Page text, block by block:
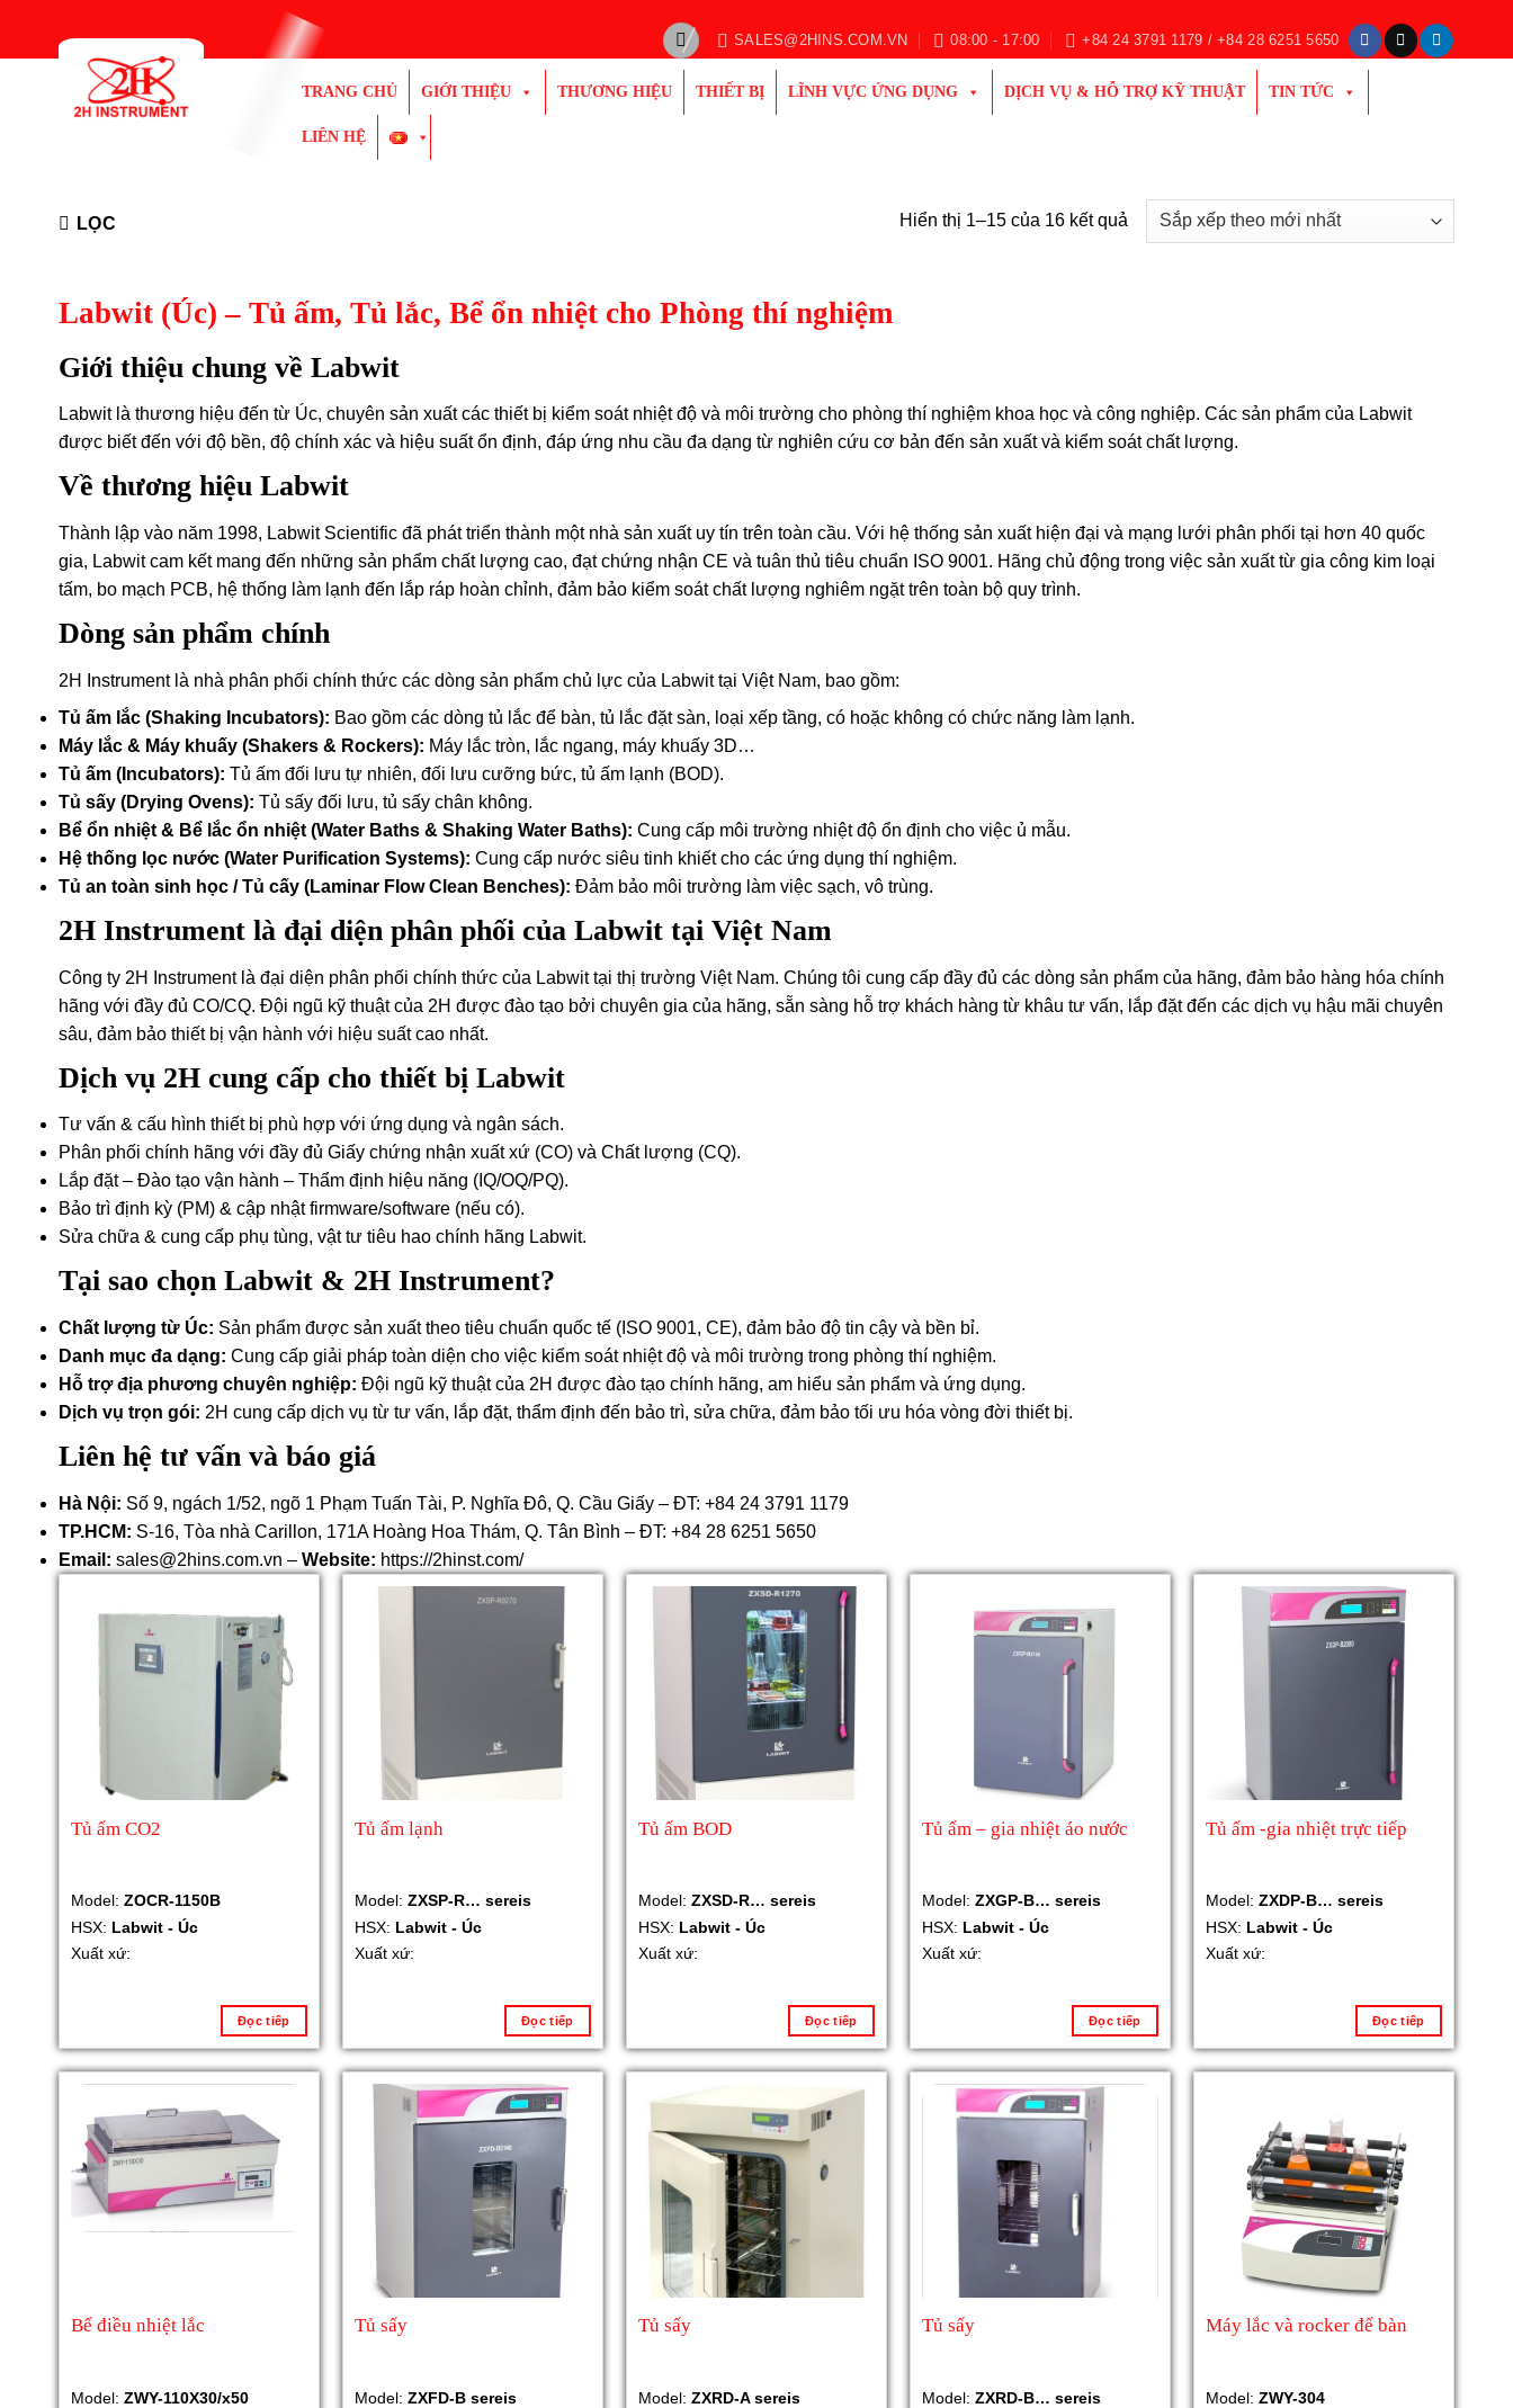
SALES@2HINS.COM.VN 08:00 - 17:00 +84 24 3791 1179 / +84 28 6251 5650
TRANG CHỦ GIỚI THIỆU THƯƠNG HIỆU THIẾT BỊ LĨNH VỰC ỨNG DỤNG DỊCH VỤ & HỖ TRỢ KỸ THUẬT TIN TỨC
LIÊN HỆ
LỌC Hiển thị 1–15 của 16 kết quảĐã
sắp
Labwit (Úc) – Tủ ấm, Tủ lắc, Bể ổn nhiệt cho Phòng thí nghiệm
Giới thiệu chung về Labwit
Labwit là thương hiệu đến từ Úc, chuyên sản xuất các thiết bị kiểm soát nhiệt độ và môi trường cho phòng thí nghiệm khoa học và công nghiệp. Các sản phẩm của Labwit
được biết đến với độ bền, độ chính xác và hiệu suất ổn định, đáp ứng nhu cầu đa dạng từ nghiên cứu cơ bản đến sản xuất và kiểm soát chất lượng.
Về thương hiệu Labwit
Thành lập vào năm 1998, Labwit Scientific đã phát triển thành một nhà sản xuất uy tín trên toàn cầu. Với hệ thống sản xuất hiện đại và mạng lưới phân phối tại hơn 40 quốc
gia, Labwit cam kết mang đến những sản phẩm chất lượng cao, đạt chứng nhận CE và tuân thủ tiêu chuẩn ISO 9001. Hãng chủ động trong việc sản xuất từ gia công kim loại
tấm, bo mạch PCB, hệ thống làm lạnh đến lắp ráp hoàn chỉnh, đảm bảo kiểm soát chất lượng nghiêm ngặt trên toàn bộ quy trình.
Dòng sản phẩm chính
2H Instrument là nhà phân phối chính thức các dòng sản phẩm chủ lực của Labwit tại Việt Nam, bao gồm:
Tủ ấm lắc (Shaking Incubators): Bao gồm các dòng tủ lắc để bàn, tủ lắc đặt sàn, loại xếp tầng, có hoặc không có chức năng làm lạnh.
Máy lắc & Máy khuấy (Shakers & Rockers): Máy lắc tròn, lắc ngang, máy khuấy 3D…
Tủ ấm (Incubators): Tủ ấm đối lưu tự nhiên, đối lưu cưỡng bức, tủ ấm lạnh (BOD).
Tủ sấy (Drying Ovens): Tủ sấy đối lưu, tủ sấy chân không.
Bể ổn nhiệt & Bể lắc ổn nhiệt (Water Baths & Shaking Water Baths): Cung cấp môi trường nhiệt độ ổn định cho việc ủ mẫu.
Hệ thống lọc nước (Water Purification Systems): Cung cấp nước siêu tinh khiết cho các ứng dụng thí nghiệm.
Tủ an toàn sinh học / Tủ cấy (Laminar Flow Clean Benches): Đảm bảo môi trường làm việc sạch, vô trùng.
2H Instrument là đại diện phân phối của Labwit tại Việt Nam
Công ty 2H Instrument là đại diện phân phối chính thức của Labwit tại thị trường Việt Nam. Chúng tôi cung cấp đầy đủ các dòng sản phẩm của hãng, đảm bảo hàng hóa chính
hãng với đầy đủ CO/CQ. Đội ngũ kỹ thuật của 2H được đào tạo bởi chuyên gia của hãng, sẵn sàng hỗ trợ khách hàng từ khâu tư vấn, lắp đặt đến các dịch vụ hậu mãi chuyên
sâu, đảm bảo thiết bị vận hành với hiệu suất cao nhất.
Dịch vụ 2H cung cấp cho thiết bị Labwit
Tư vấn & cấu hình thiết bị phù hợp với ứng dụng và ngân sách.
Phân phối chính hãng với đầy đủ Giấy chứng nhận xuất xứ (CO) và Chất lượng (CQ).
Lắp đặt – Đào tạo vận hành – Thẩm định hiệu năng (IQ/OQ/PQ).
Bảo trì định kỳ (PM) & cập nhật firmware/software (nếu có).
Sửa chữa & cung cấp phụ tùng, vật tư tiêu hao chính hãng Labwit.
Tại sao chọn Labwit & 2H Instrument?
Chất lượng từ Úc: Sản phẩm được sản xuất theo tiêu chuẩn quốc tế (ISO 9001, CE), đảm bảo độ tin cậy và bền bỉ.
Danh mục đa dạng: Cung cấp giải pháp toàn diện cho việc kiểm soát nhiệt độ và môi trường trong phòng thí nghiệm.
Hỗ trợ địa phương chuyên nghiệp: Đội ngũ kỹ thuật của 2H được đào tạo chính hãng, am hiểu sản phẩm và ứng dụng.
Dịch vụ trọn gói: 2H cung cấp dịch vụ từ tư vấn, lắp đặt, thẩm định đến bảo trì, sửa chữa, đảm bảo tối ưu hóa vòng đời thiết bị.
Liên hệ tư vấn và báo giá
Hà Nội: Số 9, ngách 1/52, ngõ 1 Phạm Tuấn Tài, P. Nghĩa Đô, Q. Cầu Giấy – ĐT: +84 24 3791 1179
TP.HCM: S-16, Tòa nhà Carillon, 171A Hoàng Hoa Thám, Q. Tân Bình – ĐT: +84 28 6251 5650
Email: sales@2hins.com.vn – Website: https://2hinst.com/
Tủ ấm CO2
Model: ZOCR-1150B
HSX: Labwit - Úc
Xuất xứ:
Đọc tiếp
Tủ ấm lạnh
Model: ZXSP-R… sereis
HSX: Labwit - Úc
Xuất xứ:
Đọc tiếp
Tủ ấm BOD
Model: ZXSD-R… sereis
HSX: Labwit - Úc
Xuất xứ:
Đọc tiếp
Tủ ấm – gia nhiệt áo nước
Model: ZXGP-B… sereis
HSX: Labwit - Úc
Xuất xứ:
Đọc tiếp
Tủ ấm -gia nhiệt trực tiếp
Model: ZXDP-B… sereis
HSX: Labwit - Úc
Xuất xứ:
Đọc tiếp
Bể điều nhiệt lắc
Model: ZWY-110X30/x50
Tủ sấy
Model: ZXFD-B sereis
Tủ sấy
Model: ZXRD-A sereis
Tủ sấy
Model: ZXRD-B… sereis
Máy lắc và rocker để bàn
Model: ZWY-304